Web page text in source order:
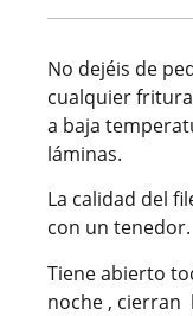
No dejéis de
cualquier
a baja
láminas.
La calidad del
con un tenedor.
Tiene abierto
noche , cierran